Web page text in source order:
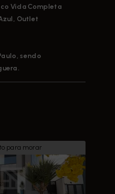
Vida Completa
Outlet
sendo
para morar